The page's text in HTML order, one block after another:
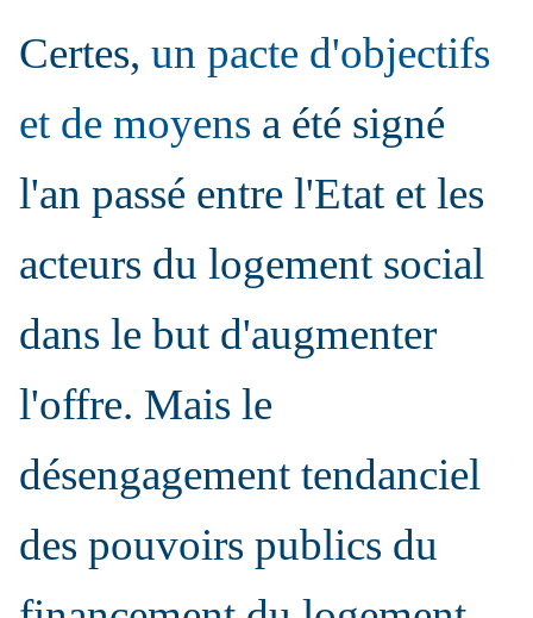
Certes, un pacte d'objectifs
et de moyens a été signé
l'an passé entre l'Etat et les
acteurs du logement social
dans le but d'augmenter
l'offre. Mais le
désengagement tendanciel
des pouvoirs publics du